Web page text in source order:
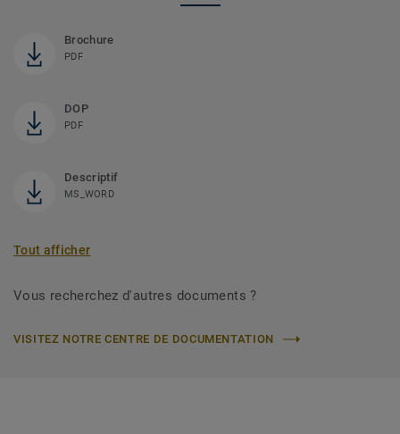
Brochure
PDF
DOP
PDF
Descriptif
MS_WORD
Tout afficher
Vous recherchez d'autres documents ?
VISITEZ NOTRE CENTRE DE DOCUMENTATION